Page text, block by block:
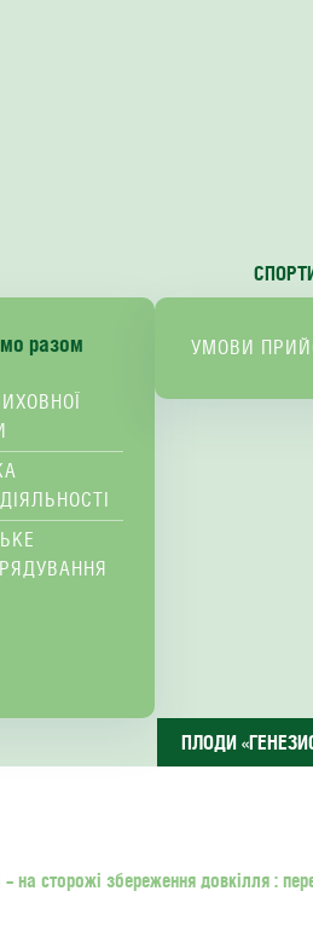
разом УМОВИ
ПЛОДИ
на сторожі збереження довкілля :